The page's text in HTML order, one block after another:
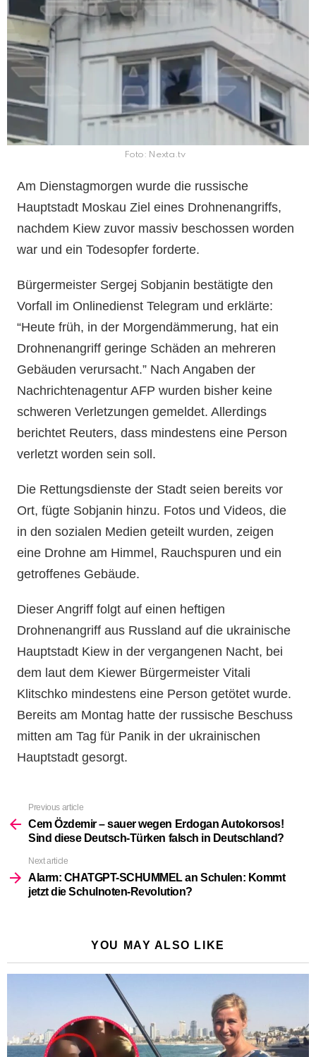
Foto: Nexta.tv
Am Dienstagmorgen wurde die russische
Hauptstadt Moskau Ziel eines Drohnenangriffs,
nachdem Kiew zuvor massiv beschossen worden
war und ein Todesopfer forderte.
Bürgermeister Sergej Sobjanin bestätigte den
Vorfall im Onlinedienst Telegram und erklärte:
“Heute früh, in der Morgendämmerung, hat ein
Drohnenangriff geringe Schäden an mehreren
Gebäuden verursacht.” Nach Angaben der
Nachrichtenagentur AFP wurden bisher keine
schweren Verletzungen gemeldet. Allerdings
berichtet Reuters, dass mindestens eine Person
verletzt worden sein soll.
Die Rettungsdienste der Stadt seien bereits vor
Ort, fügte Sobjanin hinzu. Fotos und Videos, die
in den sozialen Medien geteilt wurden, zeigen
eine Drohne am Himmel, Rauchspuren und ein
getroffenes Gebäude.
Dieser Angriff folgt auf einen heftigen
Drohnenangriff aus Russland auf die ukrainische
Hauptstadt Kiew in der vergangenen Nacht, bei
dem laut dem Kiewer Bürgermeister Vitali
Klitschko mindestens eine Person getötet wurde.
Bereits am Montag hatte der russische Beschuss
mitten am Tag für Panik in der ukrainischen
Hauptstadt gesorgt.
more
Previous article
Cem Özdemir – sauer wegen Erdogan Autokorsos!
Sind diese Deutsch-Türken falsch in Deutschland?
Next article
Alarm: CHATGPT-SCHUMMEL an Schulen: Kommt
jetzt die Schulnoten-Revolution?
YOU MAY ALSO LIKE